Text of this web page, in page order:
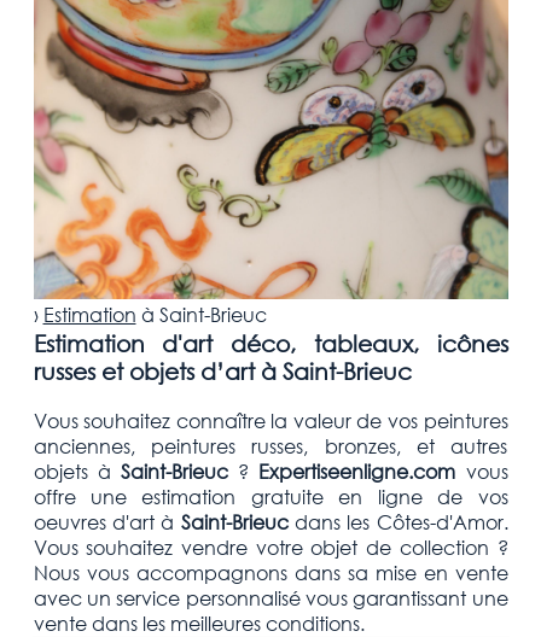
› Estimation à Saint-Brieuc
Estimation d'art déco, tableaux, icônes
russes et objets d’art à Saint-Brieuc
Vous souhaitez connaître la valeur de vos peintures
anciennes, peintures russes, bronzes, et autres
objets à Saint-Brieuc? Expertiseenligne.com vous
offre une estimation gratuiteen ligne de vos
oeuvres d'art à Saint-Brieuc dans les Côtes-d'Amor.
Vous souhaitez vendre votreobjet de collection ?
Nous vous accompagnons dans sa mise en vente
avec un service personnalisé vous garantissant une
vente dans les meilleures conditions.